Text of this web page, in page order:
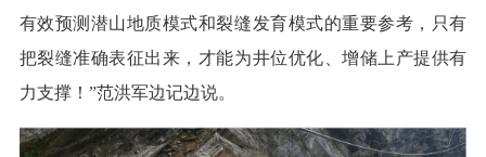
有效预测潜山地质模式和裂缝发育模式的重要参考，只有
把裂缝准确表征出来，才能为井位优化、增储上产提供有
力支撑！”范洪军边记边说。